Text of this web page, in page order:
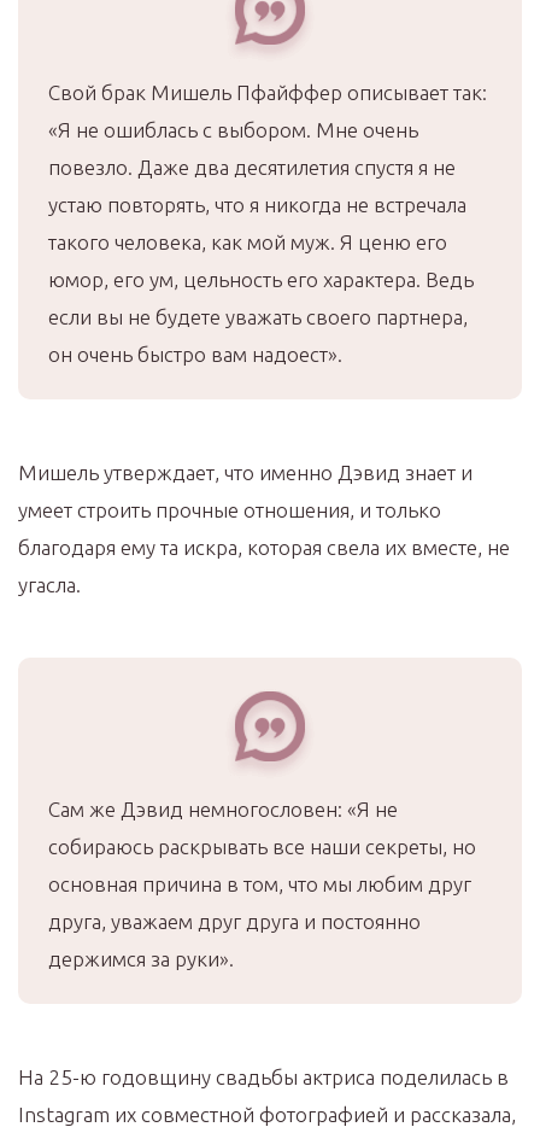
Свой брак Мишель Пфайффер описывает так:
«Я не ошиблась с выбором. Мне очень
повезло. Даже два десятилетия спустя я не
устаю повторять, что я никогда не встречала
такого человека, как мой муж. Я ценю его
юмор, его ум, цельность его характера. Ведь
если вы не будете уважать своего партнера,
он очень быстро вам надоест».
Мишель утверждает, что именно Дэвид знает и
умеет строить прочные отношения, и только
благодаря ему та искра, которая свела их вместе, не
угасла.
Сам же Дэвид немногословен: «Я не
собираюсь раскрывать все наши секреты, но
основная причина в том, что мы любим друг
друга, уважаем друг друга и постоянно
держимся за руки».
На 25-ю годовщину свадьбы актриса поделилась в
Instagram их совместной фотографией и рассказала,